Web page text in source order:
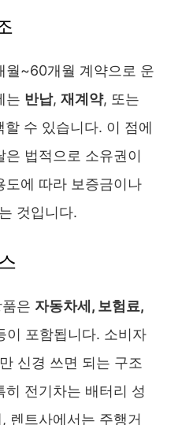
월~60개월 계약으로 운
는 반납, 재계약, 또는
할 수 있습니다. 이 점에
법적으로 소유권이
도에 따라 보증금이나
것입니다.
은 자동차세, 보험료,
이 포함됩니다. 소비자
신경 쓰면 되는 구조
전기차는 배터리 성
렌트사에서는 주행거